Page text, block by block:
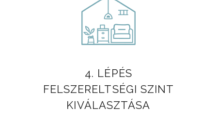
4. LÉPÉS
FELSZERELTSÉGI SZINT
KIVÁLASZTÁSA